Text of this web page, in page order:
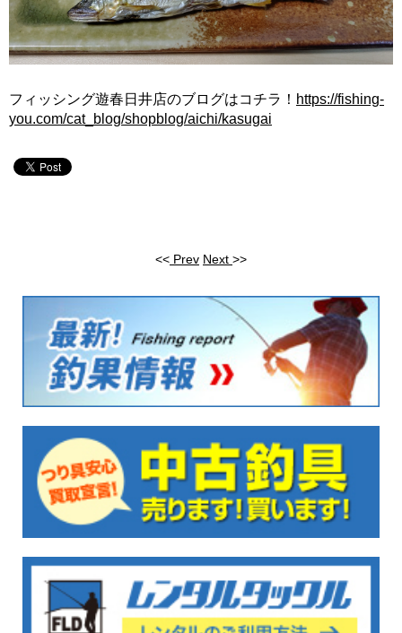
フィッシング遊春日井店のブログはコチラ！ https://fishing-
you.com/cat_blog/shopblog/aichi/kasugai
<< Prev Next >>